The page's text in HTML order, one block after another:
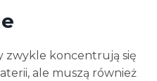
zwykle koncentrują się
ale muszą również